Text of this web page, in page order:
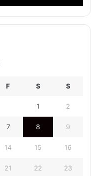
F S S
1 2
7 8 9
14 15 16
21 22 23